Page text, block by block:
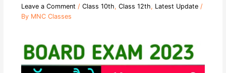
Leave a Comment / Class 10th, Class 12th, Latest Update/
By MNC Classes